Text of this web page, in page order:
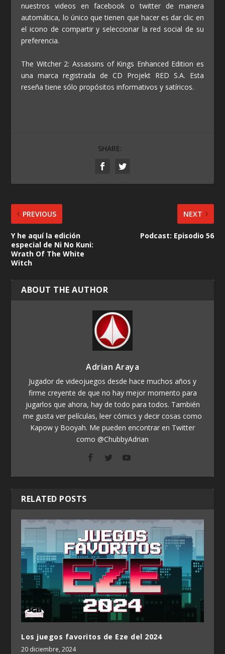
nuestros videos en facebook o twitter de manera
automática, lo único que tienen que hacer es dar clic en
el icono de compartir y seleccionar la red social de su
preferencia.
The Witcher 2: Assassins of Kings Enhanced Edition es
una marca registrada de CD Projekt RED S.A. Esta
reseña tiene sólo propósitos informativos y satíricos.
SHARE:
PREVIOUS
Y he aquí la edición
especial de Ni No Kuni:
Wrath Of The White
Witch
NEXT
Podcast: Episodio 56
ABOUT THE AUTHOR
Adrian Araya
Jugador de videojuegos desde hace muchos años y
firme creyente de que no hay mejor momento para
jugarlos que ahora, hay de todo para todos. También
me gusta ver películas, leer cómics y decir cosas como
Kapow y Booyah. Me pueden encontrar en Twitter
como @ChubbyAdrian
RELATED POSTS
Los juegos favoritos de Eze del 2024
20 diciembre, 2024